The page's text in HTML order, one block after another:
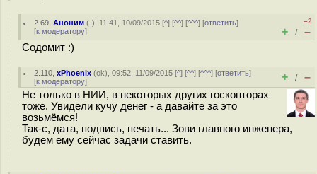
2.69 ,Аноним (-), 11:41, 10/09/2015 [^] [^^] [^^^] [ответить]
[к модератору]
–2
+ / –
Содомит :)
2.110 ,xPhoenix (ok), 09:52, 11/09/2015 [^] [^^] [^^^] [ответить]
[к модератору] + / –
Не только в НИИ, в некоторых других госконторах
тоже. Увидели кучу денег - а давайте за это
возьмёмся!
Так-с, дата, подпись, печать... Зови главного инженера,
будем ему сейчас задачи ставить.